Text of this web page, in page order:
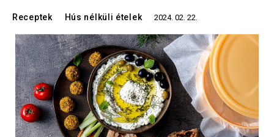
Receptek Hús nélküli ételek 2024. 02. 22.